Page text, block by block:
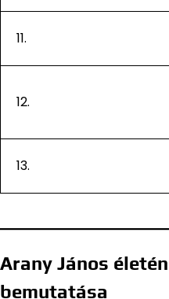
11.
12.
13.
Arany János
bemutatása